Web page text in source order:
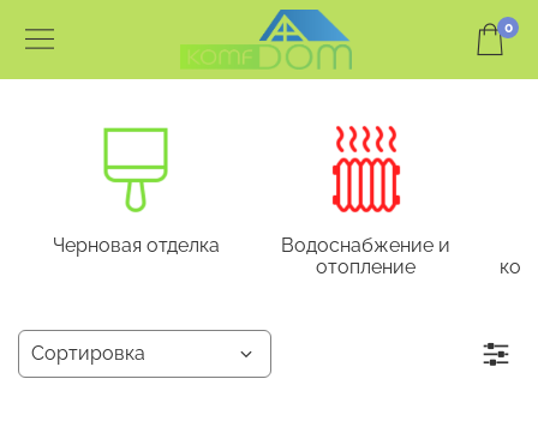
0
Черновая отделка
Водоснабжение и
отопление